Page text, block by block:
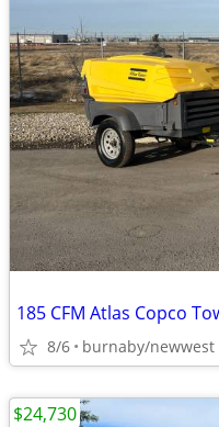
8/6 burnaby/newwest
$24,730